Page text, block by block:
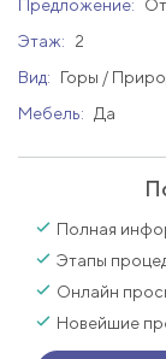
Предложение:
Этаж:
2
Вид:
Горы /
Мебель:
Да
Полная
Этапы
Онлайн
Новейшие